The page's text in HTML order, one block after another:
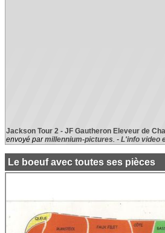
Jackson Tour 2 - JF Gautheron Eleveur de
envoyé parmillennium-pictures. - L'info video
Le boeuf avec toutes ses pièces